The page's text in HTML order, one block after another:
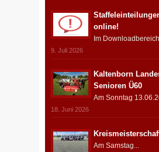
online!
Im Downloadbereich
9. Juli 2026
Kaltenborn
Senioren Ü60
Am Sonntag
18. Juni 2026
Am Samstag...